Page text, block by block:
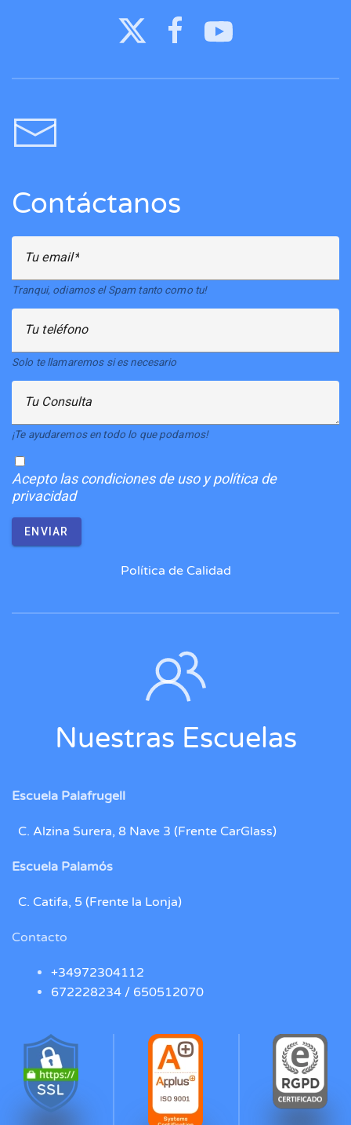
Contáctanos
Tu email
Tranqui, odiamos el Spam tanto como tu!
Tu teléfono
Solo te llamaremos si es necesario
Tu Consulta
¡Te ayudaremos en todo lo que podamos!
Aceptolas condiciones de uso y política de
privacidad
ENVIAR
Política de Calidad
Nuestras Escuelas
Escuela Palafrugell
C. Alzina Surera, 8 Nave 3 (Frente CarGlass)
Escuela Palamós
C. Catifa, 5 (Frente la Lonja)
Contacto
+34972304112
672228234 / 650512070